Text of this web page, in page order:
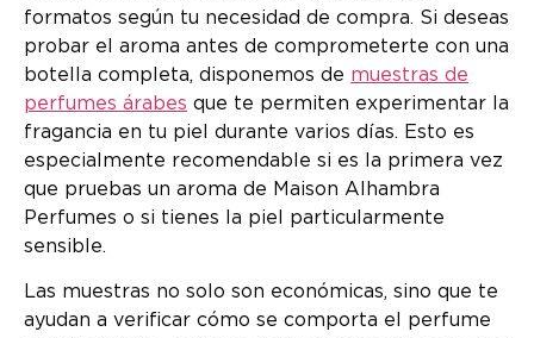
formatos según tu necesidad de compra. Si deseas
probar el aroma antes de comprometerte con una
botella completa, disponemos de muestras de
perfumes árabes que te permiten experimentar la
fragancia en tu piel durante varios días. Esto es
especialmente recomendable si es la primera vez
que pruebas un aroma de Maison Alhambra
Perfumes o si tienes la piel particularmente
sensible.
Las muestras no solo son económicas, sino que te
ayudan a verificar cómo se comporta el perfume